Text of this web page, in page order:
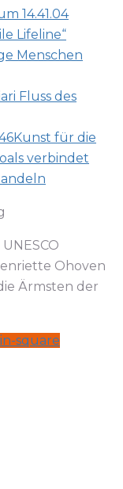
Lifeline“
Fluss des
Kunst für die
verbindet
Ohoven
Ärmsten der
square